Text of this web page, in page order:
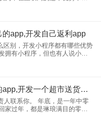
app开发超市肯定是有好处的。
开发公司金一智园的小编，
的app,开发自己返利app
区别，开发小程序都有哪些优势
拥有小程序，但也有人说小程
大。所以，当企业想要开发，
应该是开发的APP还是小程
超市批发零食的app,开发一个超市送货上门的app
年底，是一年中零
家过年，都是琳琅满目的零